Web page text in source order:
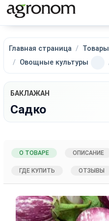
Главная страница Товары
Овощные культуры
БАКЛАЖАН
Садко
О ТОВАРЕ ОПИСАНИЕ
ГДЕ КУПИТЬ ОТЗЫВЫ